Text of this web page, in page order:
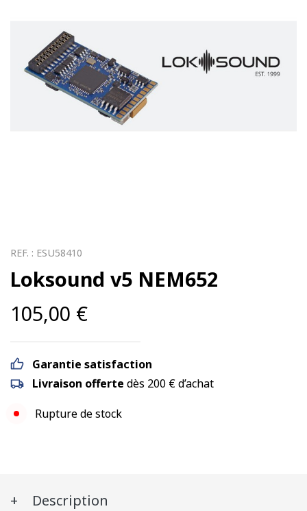
REF. : ESU58410
Loksound v5 NEM652
105,00 €
Garantie satisfaction
Livraison offerte dès 200 € d’achat
Rupture de stock
Description